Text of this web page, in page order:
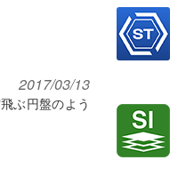
2017/03/13
ぶ円盤のよう